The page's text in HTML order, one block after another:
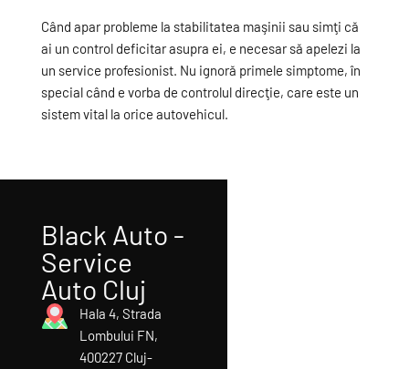
Când apar probleme la stabilitatea maşinii sau simţi că
ai un control deficitar asupra ei, e necesar să apelezi la
un service profesionist. Nu ignoră primele simptome, în
special când e vorba de controlul direcţie, care este un
sistem vital la orice autovehicul.
Black Auto -
Service
Auto Cluj
Hala 4, Strada
Lombului FN,
400227 Cluj-